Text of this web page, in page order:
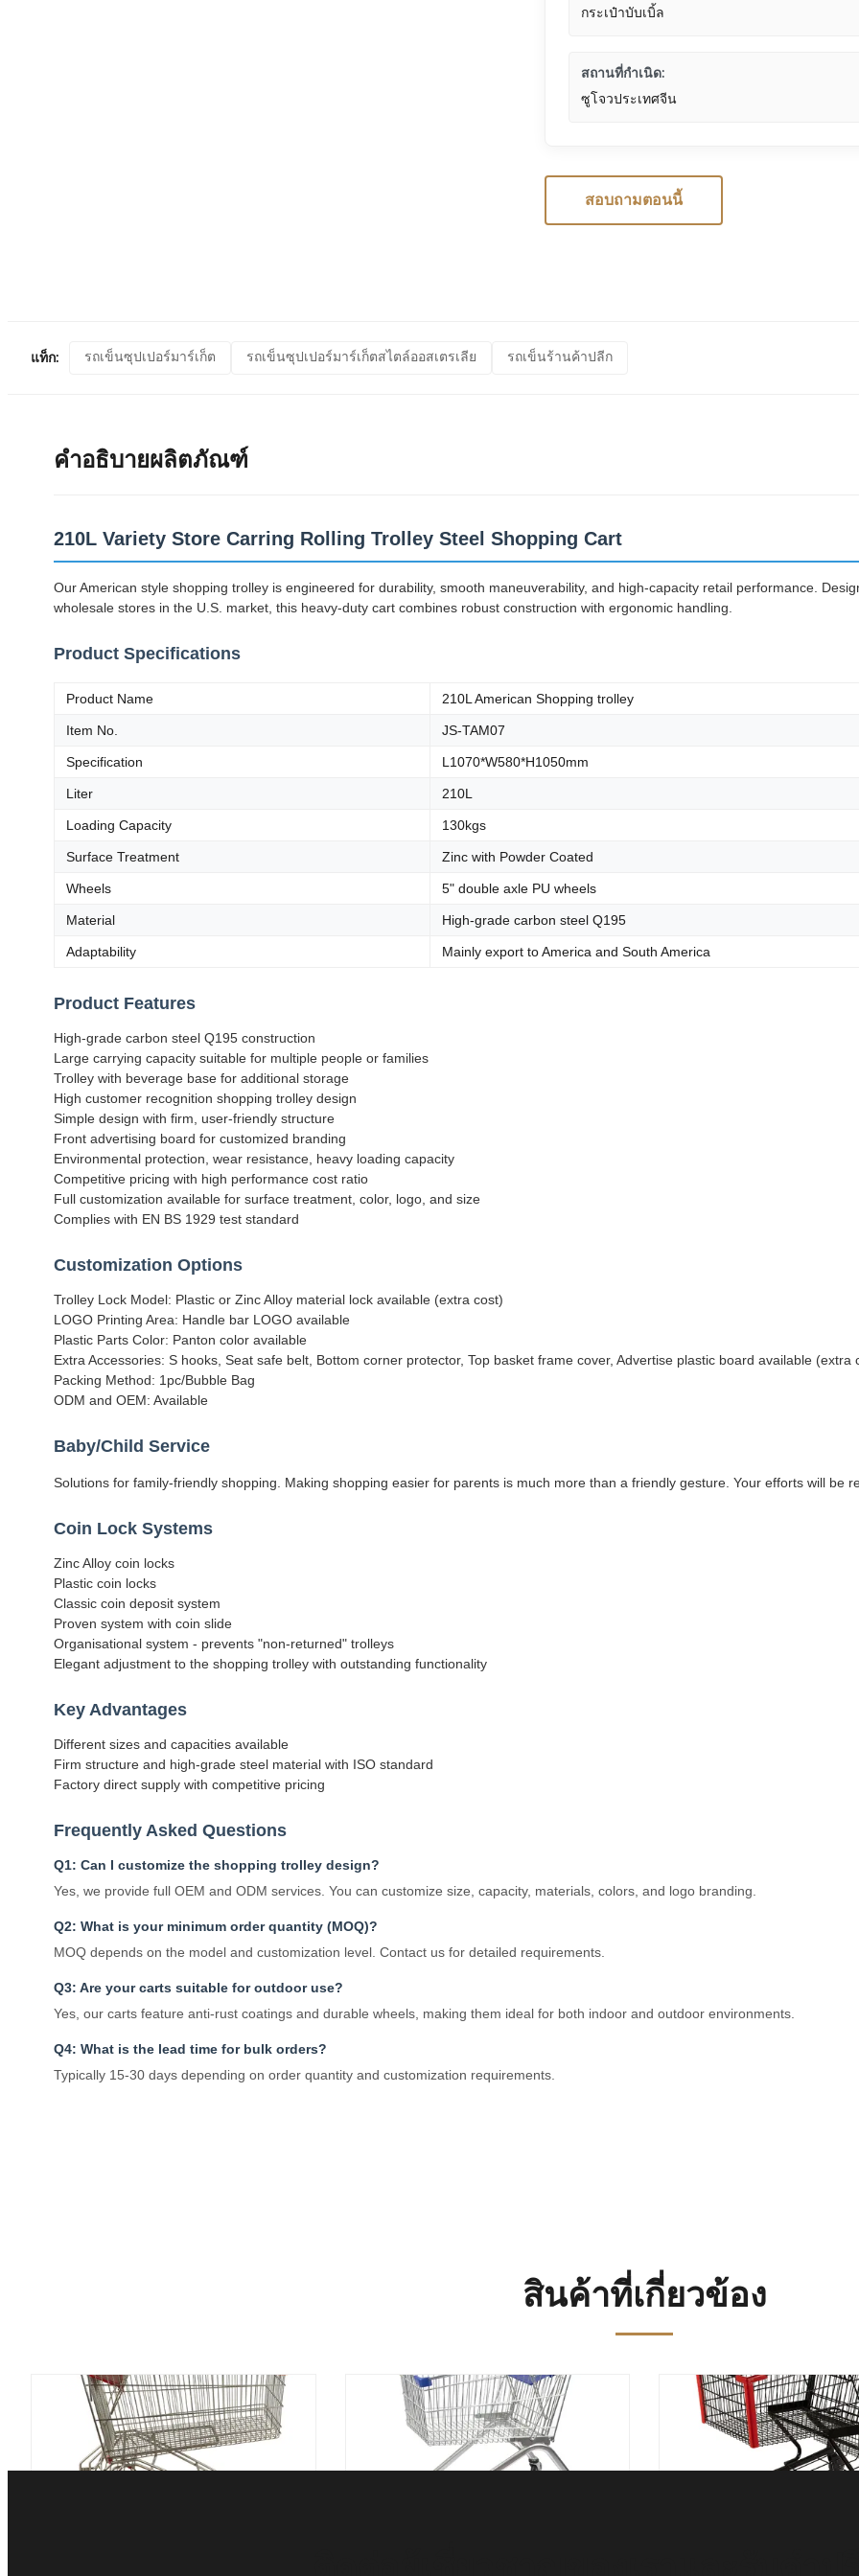
กระเป๋าบับเบิ้ล
สถานที่กำเนิด:
ซูโจวประเทศจีน
สอบถามตอนนี้
แท็ก: รถเข็นซุปเปอร์มาร์เก็ต รถเข็นซุปเปอร์มาร์เก็ตสไตล์ออสเตรเลีย รถเข็นร้านค้าปลีก
คำอธิบายผลิตภัณฑ์
210L Variety Store Carring Rolling Trolley Steel Shopping Cart
Our American style shopping trolley is engineered for durability, smooth maneuverability, and high-capacity retail performance.
wholesale stores in the U.S. market, this heavy-duty cart combines robust construction with ergonomic handling.
Product Specifications
Product Name 210L American Shopping trolley
Item No. JS-TAM07
Specification L1070*W580*H1050mm
Liter 210L
Loading Capacity 130kgs
Surface Treatment Zinc with Powder Coated
Wheels 5" double axle PU wheels
Material High-grade carbon steel Q195
Adaptability Mainly export to America and South America
Product Features
High-grade carbon steel Q195 construction
Large carrying capacity suitable for multiple people or families
Trolley with beverage base for additional storage
High customer recognition shopping trolley design
Simple design with firm, user-friendly structure
Front advertising board for customized branding
Environmental protection, wear resistance, heavy loading capacity
Competitive pricing with high performance cost ratio
Full customization available for surface treatment, color, logo, and size
Complies with EN BS 1929 test standard
Customization Options
Trolley Lock Model: Plastic or Zinc Alloy material lock available (extra cost)
LOGO Printing Area: Handle bar LOGO available
Plastic Parts Color: Panton color available
Extra Accessories: S hooks, Seat safe belt, Bottom corner protector, Top basket frame cover, Advertise plastic board available (extra
Packing Method: 1pc/Bubble Bag
ODM and OEM: Available
Baby/Child Service
Solutions for family-friendly shopping. Making shopping easier for parents is much more than a friendly gesture. Your efforts will be
Coin Lock Systems
Zinc Alloy coin locks
Plastic coin locks
Classic coin deposit system
Proven system with coin slide
Organisational system - prevents "non-returned" trolleys
Elegant adjustment to the shopping trolley with outstanding functionality
Key Advantages
Different sizes and capacities available
Firm structure and high-grade steel material with ISO standard
Factory direct supply with competitive pricing
Frequently Asked Questions
Q1: Can I customize the shopping trolley design?
Yes, we provide full OEM and ODM services. You can customize size, capacity, materials, colors, and logo branding.
Q2: What is your minimum order quantity (MOQ)?
MOQ depends on the model and customization level. Contact us for detailed requirements.
Q3: Are your carts suitable for outdoor use?
Yes, our carts feature anti-rust coatings and durable wheels, making them ideal for both indoor and outdoor environments.
Q4: What is the lead time for bulk orders?
Typically 15-30 days depending on order quantity and customization requirements.
สินค้าที่เกี่ยวข้อง